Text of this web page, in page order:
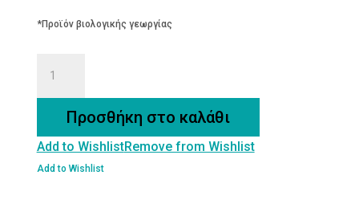
*Προϊόν βιολογικής γεωργίας
(Tortilla)
ποσότητα
Προσθήκη στο καλάθι
Add to WishlistRemove from Wishlist
Add to Wishlist